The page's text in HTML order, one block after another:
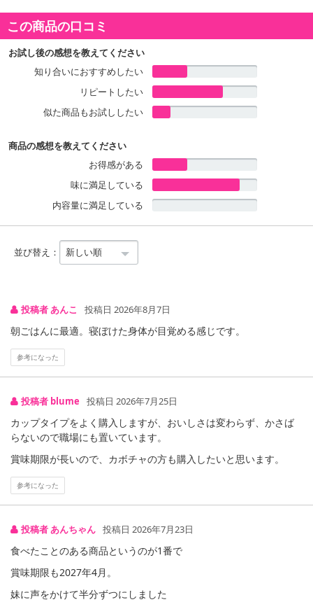
本商品は沖縄・離島へのお届けはできませんので、ご了承くださ
あらびきコーンの甘みがとけこんだポタージュに、こんがり焼きあ
げたパンが入った、マグカップで食べる濃厚コーンポタージュで
濃厚ポタージュがパンにじゅわ～っとしみこんだおいしさで、ほっ
とくつろぐことができます。
注意事項
【キャンセルについて】
※お申込み後のキャンセルはお受けできません。
この商品の口コミ
お試し後の感想を教えてください
知り合いにおすすめしたい
リピートしたい
似た商品もお試ししたい
商品の感想を教えてください
お得感がある
味に満足している
内容量に満足している
並び替え：
投稿者 あんこ 投稿日 2026年8月7日
朝ごはんに最適。寝ぼけた身体が目覚める感じです。
参考になった
投稿者 blume 投稿日 2026年7月25日
カップタイプをよく購入しますが、おいしさは変わらず、かさば
らないので職場にも置いています。
賞味期限が長いので、カボチャの方も購入したいと思います。
参考になった
投稿者 あんちゃん 投稿日 2026年7月23日
食べたことのある商品というのが1番で
賞味期限も2027年4月。
妹に声をかけて半分ずつにしました